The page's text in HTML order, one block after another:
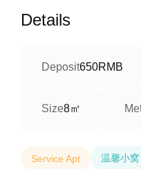
Details
Deposit650RMB
Size8㎡
Service Apt 温馨小窝